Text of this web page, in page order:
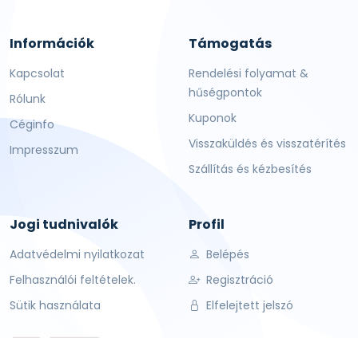
Információk
Kapcsolat
Rólunk
Céginfo
Impresszum
Támogatás
Rendelési folyamat &
hűségpontok
Kuponok
Visszaküldés és visszatérítés
Szállítás és kézbesítés
Jogi tudnivalók
Adatvédelmi nyilatkozat
Felhasználói feltételek.
Sütik használata
Profil
Belépés
Regisztráció
Elfelejtett jelszó